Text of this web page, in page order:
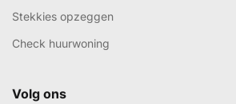
Stekkies opzeggen
Check huurwoning
Volg ons